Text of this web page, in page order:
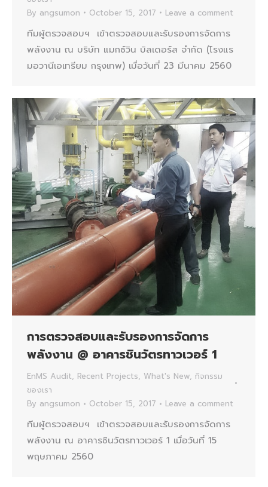
By angsumon October 15, 2017 Leave a comment
ทีมผู้ตรวจสอบฯ เข้าตรวจสอบและรับรองการจัดการ
พลังงาน ณ บริษัท แมกซ์วิน บิลเดอร์ส จำกัด (โรงแร
มอวานีเอเทรียม กรุงเทพ) เมื่อวันที่ 23 มีนาคม 2560
การตรวจสอบและรับรองการจัดการ
พลังงาน @ อาคารชินวัตรทาวเวอร์ 1
EnMS Audit, Recent Projects, What's New, กิจกรรม
ของเรา
By angsumon October 15, 2017 Leave a comment
ทีมผู้ตรวจสอบฯ เข้าตรวจสอบและรับรองการจัดการ
พลังงาน ณ อาคารชินวัตรทาวเวอร์ 1 เมื่อวันที่ 15
พฤษภาคม 2560